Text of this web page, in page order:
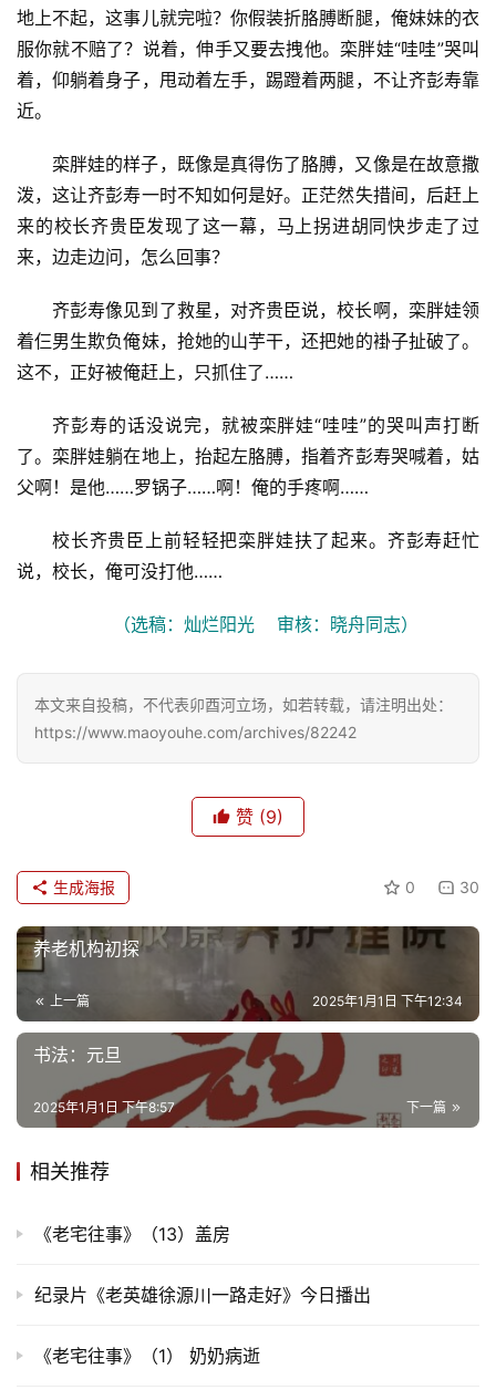
文
活
情
感
游
育
儿
专
题
更
多
登录 注册
地上不起，这事儿就完啦？你假装折胳膊断腿，俺妹妹的衣
服你就不赔了？说着，伸手又要去拽他。栾胖娃“哇哇”哭叫
着，仰躺着身子，甩动着左手，踢蹬着两腿，不让齐彭寿靠
近。
栾胖娃的样子，既像是真得伤了胳膊，又像是在故意撒
泼，这让齐彭寿一时不知如何是好。正茫然失措间，后赶上
来的校长齐贵臣发现了这一幕，马上拐进胡同快步走了过
来，边走边问，怎么回事？
齐彭寿像见到了救星，对齐贵臣说，校长啊，栾胖娃领
着仨男生欺负俺妹，抢她的山芋干，还把她的褂子扯破了。
这不，正好被俺赶上，只抓住了……
齐彭寿的话没说完，就被栾胖娃“哇哇”的哭叫声打断
了。栾胖娃躺在地上，抬起左胳膊，指着齐彭寿哭喊着，姑
父啊！是他……罗锅子……啊！俺的手疼啊……
校长齐贵臣上前轻轻把栾胖娃扶了起来。齐彭寿赶忙
说，校长，俺可没打他……
（选稿：灿烂阳光    审核：晓舟同志）
本文来自投稿，不代表卯酉河立场，如若转载，请注明出处：
https://www.maoyouhe.com/archives/82242
赞 (9)
0 30
生成海报
养老机构初探
上一篇 2025年1月1日 下午12:34
书法：元旦
下一篇
2025年1月1日 下午8:57
相关推荐
《老宅往事》（13）盖房
纪录片《老英雄徐源川一路走好》今日播出
《老宅往事》（1） 奶奶病逝